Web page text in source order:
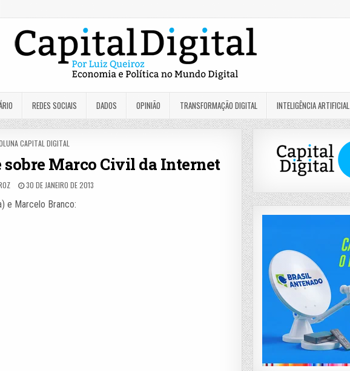
REDES SOCIAIS DADOS OPINIÃO TRANSFORMAÇÃO DIGITAL INTELIGÊNCIA ARTIFICIAL
CAPITAL DIGITAL
sobre Marco Civil da Internet
30 DE JANEIRO DE 2013
e Marcelo Branco: